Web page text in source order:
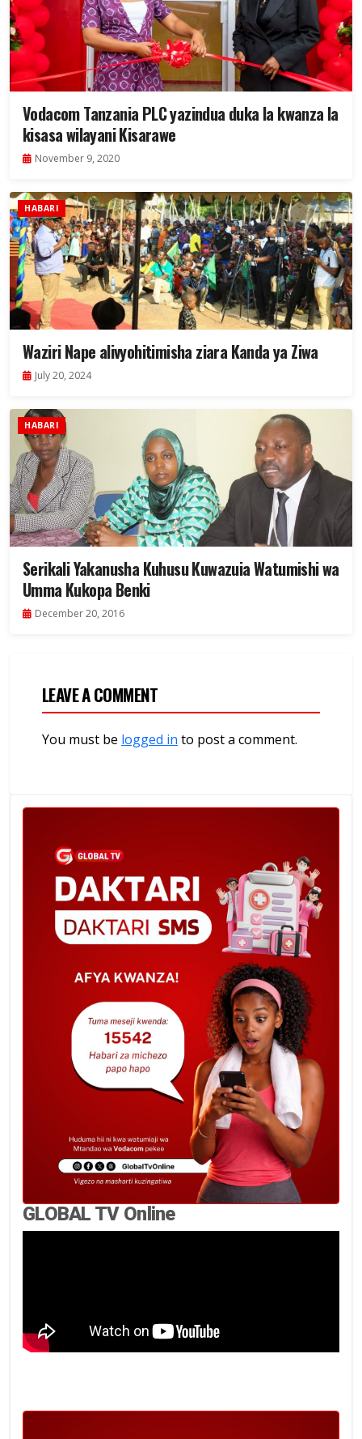
Vodacom Tanzania PLC yazindua duka la kwanza la
kisasa wilayani Kisarawe
November 9, 2020
HABARI
Waziri Nape alivyohitimisha ziara Kanda ya Ziwa
July 20, 2024
HABARI
Serikali Yakanusha Kuhusu Kuwazuia Watumishi wa
Umma Kukopa Benki
December 20, 2016
LEAVE A COMMENT
You must be logged in to post a comment.
GLOBAL TV Online